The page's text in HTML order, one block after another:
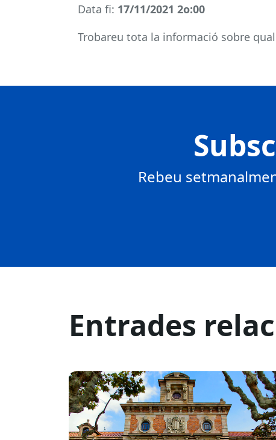
Data fi: 17/11/2021 2o:00
Trobareu tota la informació sobre
Rebeu
Entrades